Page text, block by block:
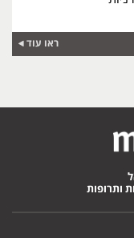
ראו עוד
ותרופות